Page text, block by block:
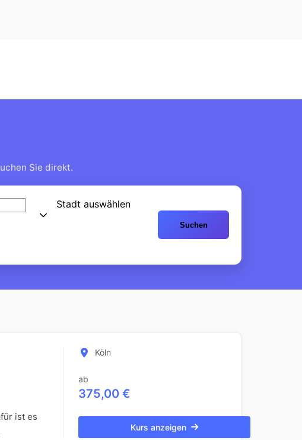
Sie direkt.
Stadt auswählen
Suchen
ist es
Köln
ab
375,00 €
Kurs anzeigen